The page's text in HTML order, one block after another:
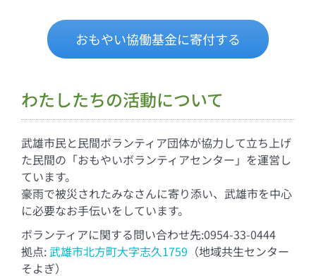
おもやい協働基金に寄付する
わたしたちの活動について
武雄市民と民間ボランティア団体が協力して立ち上げ
た民間の「おもやいボランティアセンター」を運営し
ています。
豪雨で被災されたみなさんに寄り添い、武雄市を中心
に必要なお手伝いをしています。
ボランティアに関する問い合わせ先:0954-33-0444
拠点: 武雄市北方町大字志久1759 （地域共生センター
そよぎ）